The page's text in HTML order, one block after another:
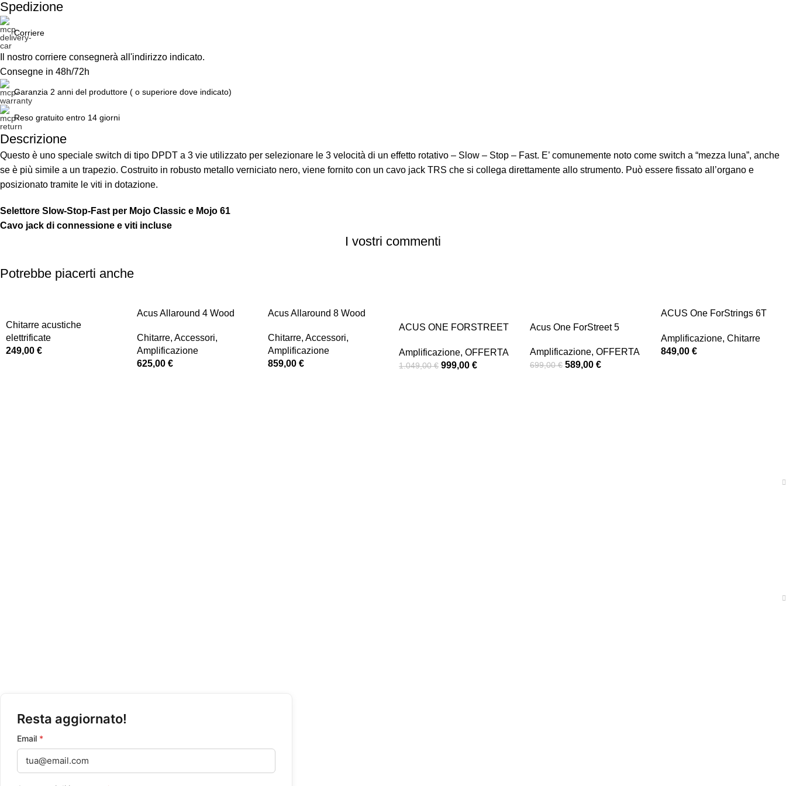
Spedizione
Corriere
Il nostro corriere consegnerà all'indirizzo indicato.
Consegne in 48h/72h
Garanzia 2 anni del produttore ( o superiore dove indicato)
Reso gratuito entro 14 giorni
Unbeatable offers
Black Friday Blowout!
Descrizione
Questo è uno speciale switch di tipo DPDT a 3 vie utilizzato per selezionare le 3 velocità di un effetto rotativo – Slow – Stop – Fast. E’ comunemente noto come switch a “mezza luna”, anche
se è più simile a un trapezio. Costruito in robusto metallo verniciato nero, viene fornito con un cavo jack TRS che si collega direttamente allo strumento. Può essere fissato all’organo e
posizionato tramite le viti in dotazione.
Selettore Slow-Stop-Fast per Mojo Classic e Mojo 61
Cavo jack di connessione e viti incluse
I vostri commenti
Potrebbe piacerti anche
Chitarre acustiche
elettrificate
249,00 €
Acus Allaround 4 Wood
Chitarre, Accessori,
Amplificazione
625,00 €
Acus Allaround 8 Wood
Chitarre, Accessori,
Amplificazione
859,00 €
ACUS ONE FORSTREET
Amplificazione, OFFERTA
1.049,00€ 999,00 €
Acus One ForStreet 5
Amplificazione, OFFERTA
699,00€ 589,00 €
ACUS One ForStrings 6T
Amplificazione, Chitarre
849,00 €
Resta aggiornato!
Email *